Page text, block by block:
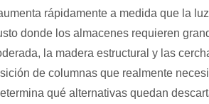
rápidamente a medida que la
donde los almacenes requieren
la madera estructural y las
de columnas que realmente
qué alternativas quedan